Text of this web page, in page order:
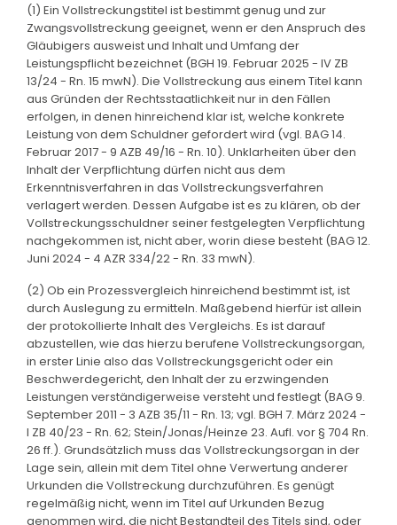
(1) Ein Vollstreckungstitel ist bestimmt genug und zur
Zwangsvollstreckung geeignet, wenn er den Anspruch des
Gläubigers ausweist und Inhalt und Umfang der
Leistungspflicht bezeichnet (BGH 19. Februar 2025 - IV ZB
13/24 - Rn. 15 mwN). Die Vollstreckung aus einem Titel kann
aus Gründen der Rechtsstaatlichkeit nur in den Fällen
erfolgen, in denen hinreichend klar ist, welche konkrete
Leistung von dem Schuldner gefordert wird (vgl. BAG 14.
Februar 2017 - 9 AZB 49/16 - Rn. 10). Unklarheiten über den
Inhalt der Verpflichtung dürfen nicht aus dem
Erkenntnisverfahren in das Vollstreckungsverfahren
verlagert werden. Dessen Aufgabe ist es zu klären, ob der
Vollstreckungsschuldner seiner festgelegten Verpflichtung
nachgekommen ist, nicht aber, worin diese besteht (BAG 12.
Juni 2024 - 4 AZR 334/22 - Rn. 33 mwN).
(2) Ob ein Prozessvergleich hinreichend bestimmt ist, ist
durch Auslegung zu ermitteln. Maßgebend hierfür ist allein
der protokollierte Inhalt des Vergleichs. Es ist darauf
abzustellen, wie das hierzu berufene Vollstreckungsorgan,
in erster Linie also das Vollstreckungsgericht oder ein
Beschwerdegericht, den Inhalt der zu erzwingenden
Leistungen verständigerweise versteht und festlegt (BAG 9.
September 2011 - 3 AZB 35/11 - Rn. 13; vgl. BGH 7. März 2024 -
I ZB 40/23 - Rn. 62; Stein/Jonas/Heinze 23. Aufl. vor § 704 Rn.
26 ff.). Grundsätzlich muss das Vollstreckungsorgan in der
Lage sein, allein mit dem Titel ohne Verwertung anderer
Urkunden die Vollstreckung durchzuführen. Es genügt
regelmäßig nicht, wenn im Titel auf Urkunden Bezug
genommen wird, die nicht Bestandteil des Titels sind, oder